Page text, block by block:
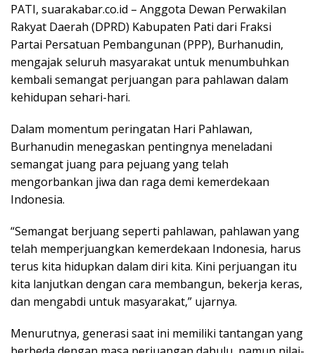
PATI, suarakabar.co.id – Anggota Dewan Perwakilan
Rakyat Daerah (DPRD) Kabupaten Pati dari Fraksi
Partai Persatuan Pembangunan (PPP), Burhanudin,
mengajak seluruh masyarakat untuk menumbuhkan
kembali semangat perjuangan para pahlawan dalam
kehidupan sehari-hari.
Dalam momentum peringatan Hari Pahlawan,
Burhanudin menegaskan pentingnya meneladani
semangat juang para pejuang yang telah
mengorbankan jiwa dan raga demi kemerdekaan
Indonesia.
“Semangat berjuang seperti pahlawan, pahlawan yang
telah memperjuangkan kemerdekaan Indonesia, harus
terus kita hidupkan dalam diri kita. Kini perjuangan itu
kita lanjutkan dengan cara membangun, bekerja keras,
dan mengabdi untuk masyarakat,” ujarnya.
Menurutnya, generasi saat ini memiliki tantangan yang